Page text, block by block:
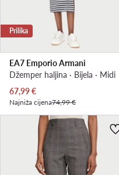
Prilika
EA7 Emporio Armani
Džemper haljina · Bijela · Midi
Trenutna cijena
67,99€
Najniža cijena74,99 €